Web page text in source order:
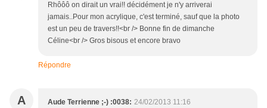
Rhôôô on dirait un vrai!! décidément je n'y arriverai
jamais..Pour mon acrylique, c'est terminé, sauf que la photo
est un peu de travers!!<br /> Bonne fin de dimanche
Céline<br /> Gros bisous et encore bravo
Répondre
A Aude Terrienne ;-) :0038: 24/02/2013 11:16